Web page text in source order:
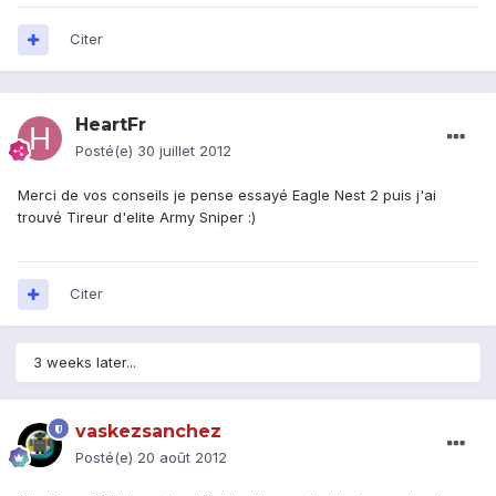
Citer
HeartFr
Posté(e) 30 juillet 2012
Merci de vos conseils je pense essayé Eagle Nest 2 puis j'ai
trouvé Tireur d'elite Army Sniper :)
Citer
3 weeks later...
vaskezsanchez
Posté(e) 20 août 2012